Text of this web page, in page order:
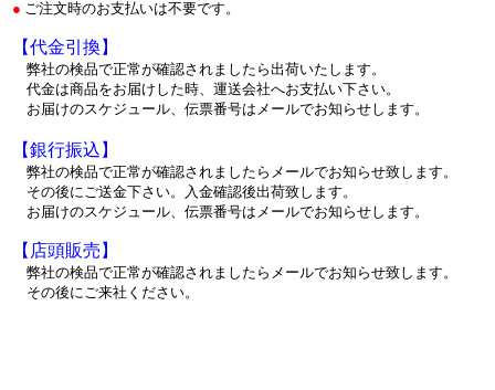
● ご注文時のお支払いは不要です。
【代金引換】
弊社の検品で正常が確認されましたら出荷いたします。
代金は商品をお届けした時、運送会社へお支払い下さい。
お届けのスケジュール、伝票番号はメールでお知らせします。
【銀行振込】
弊社の検品で正常が確認されましたらメールでお知らせ致します。
その後にご送金下さい。入金確認後出荷致します。
お届けのスケジュール、伝票番号はメールでお知らせします。
【店頭販売】
弊社の検品で正常が確認されましたらメールでお知らせ致します。
その後にご来社ください。